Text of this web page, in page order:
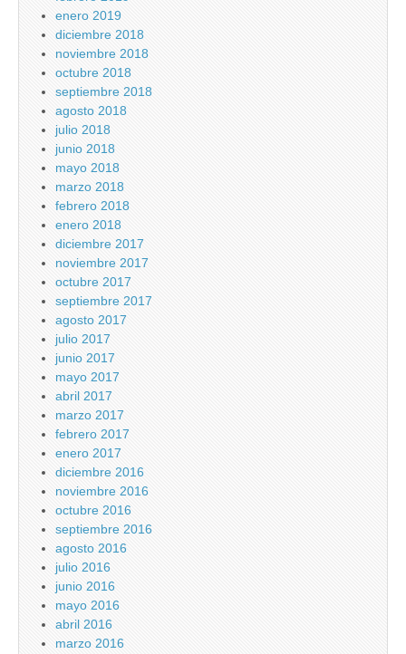
enero 2019
diciembre 2018
noviembre 2018
octubre 2018
septiembre 2018
agosto 2018
julio 2018
junio 2018
mayo 2018
marzo 2018
febrero 2018
enero 2018
diciembre 2017
noviembre 2017
octubre 2017
septiembre 2017
agosto 2017
julio 2017
junio 2017
mayo 2017
abril 2017
marzo 2017
febrero 2017
enero 2017
diciembre 2016
noviembre 2016
octubre 2016
septiembre 2016
agosto 2016
julio 2016
junio 2016
mayo 2016
abril 2016
marzo 2016